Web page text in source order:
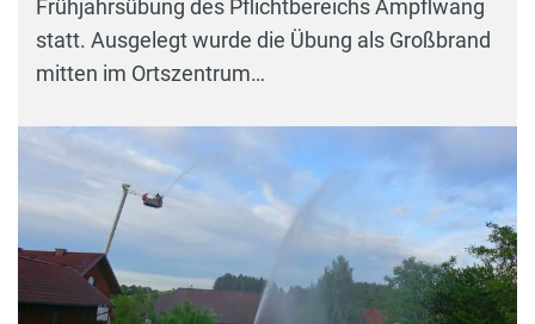
Frühjahrsübung des Pflichtbereichs Ampflwang
statt. Ausgelegt wurde die Übung als Großbrand
mitten im Ortszentrum…